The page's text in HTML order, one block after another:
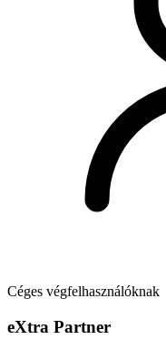
Céges végfelhasználóknak
eXtra Partner